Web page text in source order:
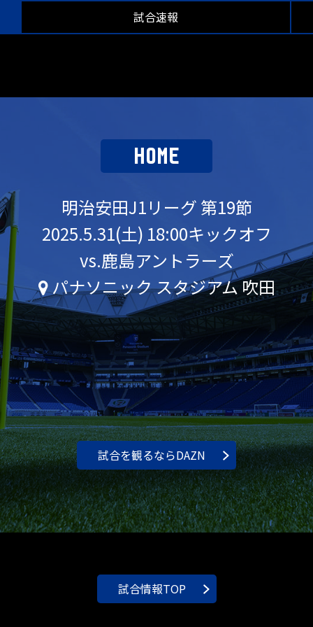
試合速報
HOME
明治安田J1リーグ 第19節
2025.5.31(土) 18:00キックオフ
vs.鹿島アントラーズ
パナソニック スタジアム 吹田
試合を観るならDAZN
試合情報TOP